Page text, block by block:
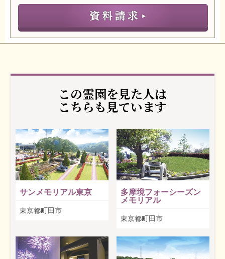
この霊園を見た人は
こちらも見ています
サンメモリアル東京
東京都町田市
多摩境フォーシーズン
メモリアル
東京都町田市